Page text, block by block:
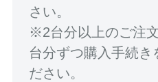
さい。
※2台分以上のご注
台分ずつ購入手続き
ださい。